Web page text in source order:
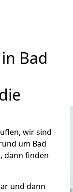
Bad
wir sind
um Bad
dann finden
und dann